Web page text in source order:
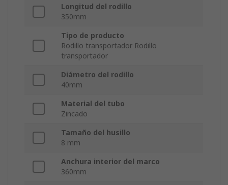
Longitud del rodillo
350mm
Tipo de producto
Rodillo transportador Rodillo
transportador
Diámetro del rodillo
40mm
Material del tubo
Zincado
Tamaño del husillo
8 mm
Anchura interior del marco
360mm